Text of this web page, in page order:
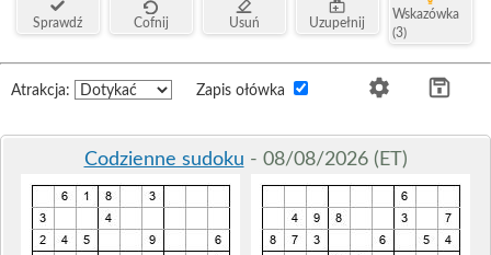
Sprawdź Cofnij Usuń Uzupełnij
Wskazówka
(3)
Atrakcja: Zapis ołówka
Codzienne sudoku - 08/08/2026 (ET)